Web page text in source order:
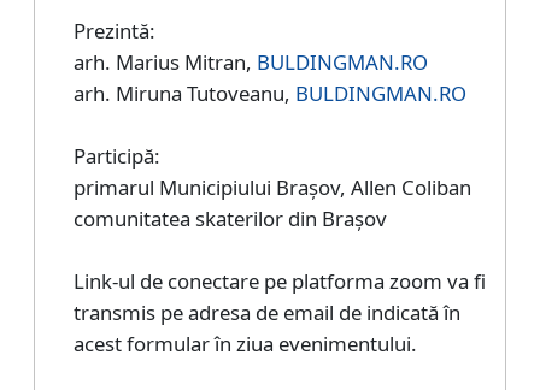
Prezintă:
arh. Marius Mitran, BULDINGMAN.RO
arh. Miruna Tutoveanu, BULDINGMAN.RO
Participă:
primarul Municipiului Brașov, Allen Coliban
comunitatea skaterilor din Brașov
Link-ul de conectare pe platforma zoom va fi
transmis pe adresa de email de indicată în
acest formular în ziua evenimentului.